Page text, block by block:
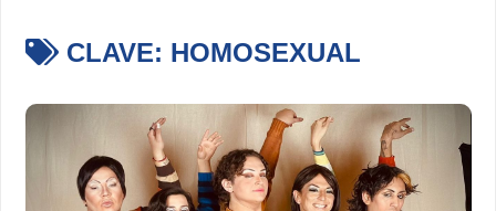
CLAVE: HOMOSEXUAL